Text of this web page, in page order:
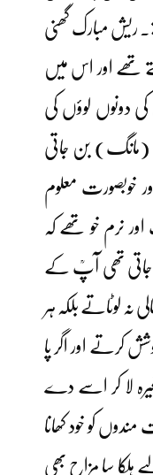
ریش مبارک گھنی
تھے اور اس میں
دونوں لوؤں کی
(مانگ) بن جاتی
معلوم
نرم خو تھے کہ
تھی آپؒ کے
نہ لوٹاتے بلکہ ہر
کرتے اور اگر پا
لا کر اسے دے
کو خود کھانا
سا مزاح بھی